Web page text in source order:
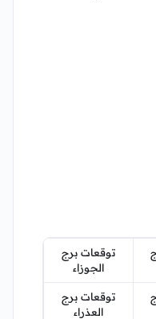
توقعات برج
الجوزاء
توقعات برج
العذراء